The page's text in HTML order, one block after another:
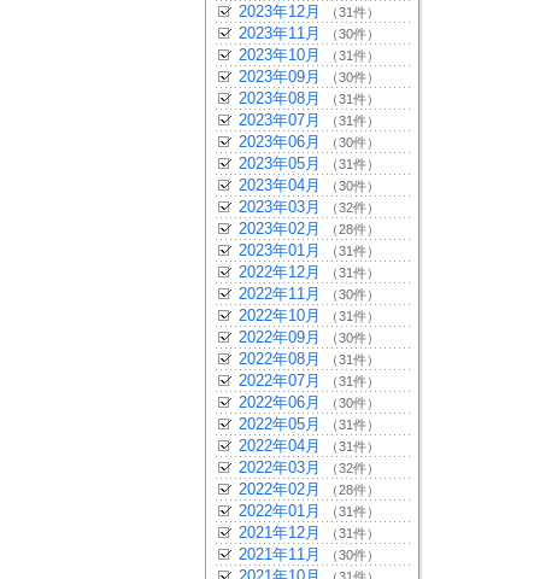
2023年12月 （31件）
2023年11月 （30件）
2023年10月 （31件）
2023年09月 （30件）
2023年08月 （31件）
2023年07月 （31件）
2023年06月 （30件）
2023年05月 （31件）
2023年04月 （30件）
2023年03月 （32件）
2023年02月 （28件）
2023年01月 （31件）
2022年12月 （31件）
2022年11月 （30件）
2022年10月 （31件）
2022年09月 （30件）
2022年08月 （31件）
2022年07月 （31件）
2022年06月 （30件）
2022年05月 （31件）
2022年04月 （31件）
2022年03月 （32件）
2022年02月 （28件）
2022年01月 （31件）
2021年12月 （31件）
2021年11月 （30件）